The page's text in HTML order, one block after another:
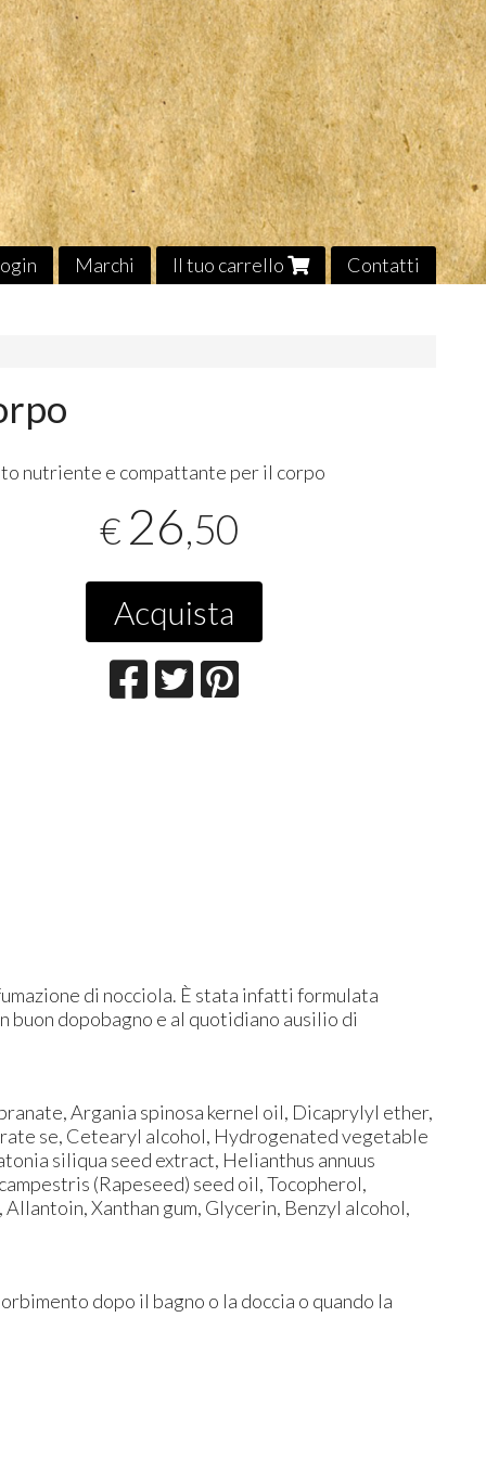
Marchi Il tuo carrello Contatti
nutriente e compattante per il corpo
€ 26,50
Acquista
di nocciola. È stata infatti formulata
buon dopobagno e al quotidiano ausilio di
Argania spinosa kernel oil, Dicaprylyl ether,
se, Cetearyl alcohol, Hydrogenated vegetable
siliqua seed extract, Helianthus annuus
(Rapeseed) seed oil, Tocopherol,
Xanthan gum, Glycerin, Benzyl alcohol,
dopo il bagno o la doccia o quando la